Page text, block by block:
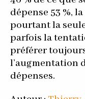
dépense 53 %,
pourtant la
parfois la
préférer
l’augmentation
dépenses.